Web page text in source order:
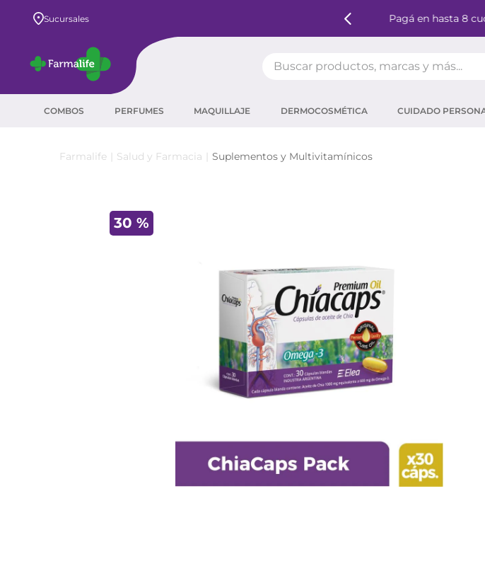
Sucursales Pagá en hasta 8
COMBOS PERFUMES MAQUILLAJE DERMOCOSMÉTICA CUIDADO
Salud y Farmacia Suplementos y Multivitamínicos
30 %
corrector
máscara pestañas
retinol
roche posay